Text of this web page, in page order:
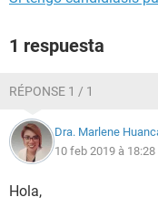
1 respuesta
RÉPONSE 1 / 1
Dra. Marlene
10 feb 2019 à 18:28
Hola,